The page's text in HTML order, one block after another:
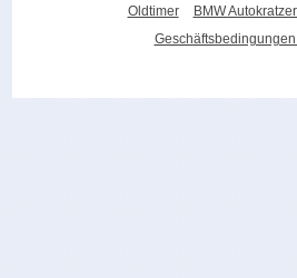
Oldtimer BMW